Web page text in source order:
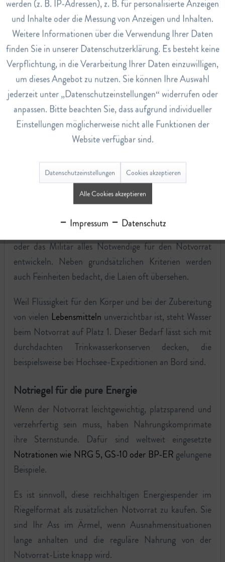
geniessbar,
nährstoffreich,
äusserlich unbeschädigt und
vor diversen Umwelteinflüssen geschützt sein.
Es ist herausfordernd bis unmöglich, passend zu diesen
Kriterien alles auf der Notvorrat-Liste im Supermarkt
zu finden. Da Kompromisse vorprogrammiert sind, muss
Top-Platzierung beim Notvorrat: Wasser
Glücklicherweise gibt es Spezialhersteller, die für
professionelle Anwendungen wie den Rettungsdienst
oder das Militär alles Notwendige für den Notvorrat
entwickeln. Neben grundsätzlichen Kriterien werden
auch Feinheiten bedacht, die Laien oft übersehen.
Weil Flüssigkeit für den Körper und bei der Zubereitung
von vielen Lebensmitteln unverzichtbar ist, steht Wasser
beim Notvorrat auf Platz 1. Dieser Bedarf lässt sich mit
durchdachten Trinkwasserkonserven decken, die
beispielsweise bei Hochsee-Expeditionen an Bord sind.
Notriegel für die pure Energie
Wenn der Notvorrat leichtgewichtig, platzsparend und
verzehrfertig sein muss, haben Nahrungskomprimate
ihre Sternstunde. Dafür sind weltweit eingesetzte
Notrationen wie NRG 5, GS-10 oder BP-ER gelungene
Beispiele.
Es ist sinnvoll, diese reichhaltigen Energiespender im
Riegelformat als zusätzlichen Notvorrat zu kaufen. Sie
sind Ihr Ass im Ärmel, wenn Ausnahmensituationen
lange anhalten und die reguläre Nahrung von der
Notvorrat-Liste knapp wird.
Tracking Inaktiv
Service Inaktiv
werden (z. B. IP-Adressen), z. B. für personalisierte Anzeigen
und Inhalte oder die Messung von Anzeigen und Inhalten.
Weitere Informationen über die Verwendung Ihrer Daten
finden Sie in unserer Datenschutzerklärung. Es besteht keine
Verpflichtung, in die Verarbeitung Ihrer Daten einzuwilligen,
um dieses Angebot zu nutzen. Sie können Ihre Auswahl
jederzeit unter „Datenschutzeinstellungen“ widerrufen oder
anpassen. Bitte beachten Sie, dass aufgrund individueller
Einstellungen möglicherweise nicht alle Funktionen der
Website verfügbar sind.
Datenschutzeinstellungen Cookies akzeptieren
Alle Cookies akzeptieren
Impressum Datenschutz